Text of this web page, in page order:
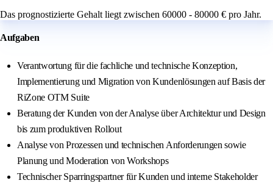
Das prognostizierte Gehalt liegt zwischen 60000 - 80000 € pro Jahr.
Aufgaben
Verantwortung für die fachliche und technische Konzeption,
Implementierung und Migration von Kundenlösungen auf Basis der
RiZone OTM Suite
Beratung der Kunden von der Analyse über Architektur und Design
bis zum produktiven Rollout
Analyse von Prozessen und technischen Anforderungen sowie
Planung und Moderation von Workshops
Technischer Sparringspartner für Kunden und interne Stakeholder